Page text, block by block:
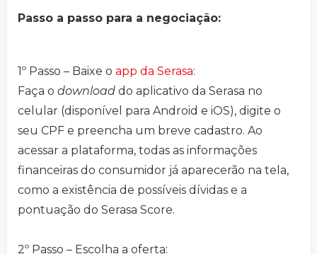
Passo a passo para a negociação:
1º Passo – Baixe o app da Serasa:
Faça o download do aplicativo da Serasa no
celular (disponível para Android e iOS), digite o
seu CPF e preencha um breve cadastro. Ao
acessar a plataforma, todas as informações
financeiras do consumidor já aparecerão na tela,
como a existência de possíveis dívidas e a
pontuação do Serasa Score.
2º Passo – Escolha a oferta: